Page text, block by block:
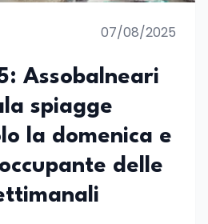
07/08/2025
Assobalneari
spiagge
la domenica e
delle